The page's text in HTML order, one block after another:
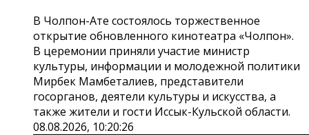
В Чолпон-Ате состоялось торжественное
открытие обновленного кинотеатра «Чолпон».
В церемонии приняли участие министр
культуры, информации и молодежной политики
Мирбек Мамбеталиев, представители
госорганов, деятели культуры и искусства, а
также жители и гости Иссык-Кульской области.
08.08.2026, 10:20:26